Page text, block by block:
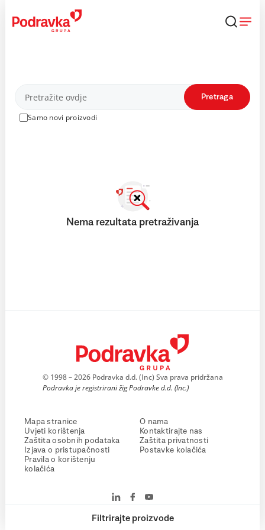
content
Proizvodi
Samo novi proizvodi
Pretraga
Filtrirajte proizvode
Nema rezultata pretraživanja
© 1998 – 2026 Podravka d.d. (Inc) Sva prava pridržana
Podravka je registrirani žig Podravke d.d. (Inc.)
Mapa stranice
Uvjeti korištenja
Zaštita osobnih podataka
Izjava o pristupačnosti
Pravila o korištenju
kolačića
O nama
Kontaktirajte nas
Zaštita privatnosti
Postavke kolačića